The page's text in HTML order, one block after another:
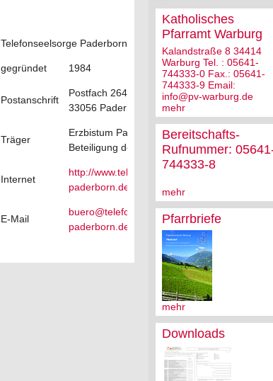
Katholisches
Pfarramt Warburg
Kalandstraße 8 34414
Warburg Tel. : 05641-
744333-0 Fax.: 05641-
744333-9 Email:
info@pv-warburg.de
mehr
Bereitschafts-
Rufnummer:
744333-8
mehr
Pfarrbriefe
mehr
Downloads
Telefonseelsorge Paderborn
gegründet 1984
Postanschrift
Postfach 2642
33056 Paderborn
Träger
Erzbistum Paderborn unter
Beteiligung des evang. K
Internet
http://www.telefonseelsorge-
paderborn.de
E-Mail
buero@telefonseelsorge-
paderborn.de